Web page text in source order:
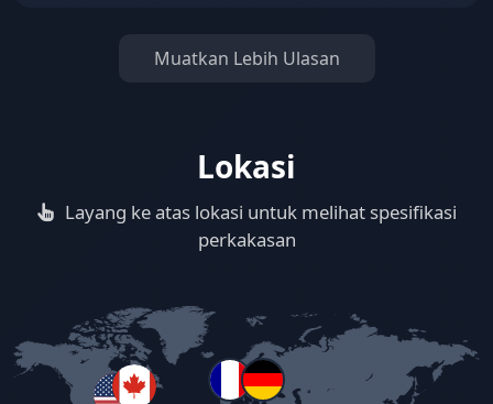
Muatkan Lebih Ulasan
Lokasi
Layang ke atas lokasi untuk melihat spesifikasi
perkakasan